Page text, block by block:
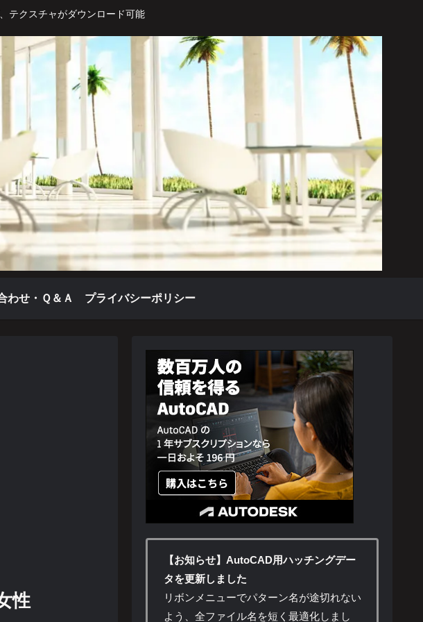
テクスチャがダウンロード可能
わせ・Ｑ＆Ａ プライバシーポリシー
性
【お知らせ】AutoCAD用ハッチングデー
タを更新しました
リボンメニューでパターン名が途切れない
よう、全ファイル名を短く最適化しまし